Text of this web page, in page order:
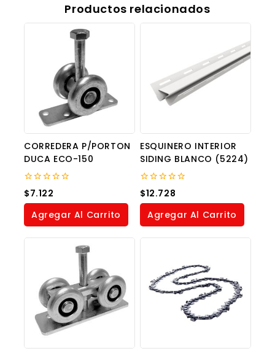
Productos relacionados
CORREDERA P/PORTON
DUCA ECO-150
0
out
of
$7.122
Agregar Al Carrito
ESQUINERO INTERIOR
SIDING BLANCO (5224)
0
out
of
$12.728
Agregar Al Carrito